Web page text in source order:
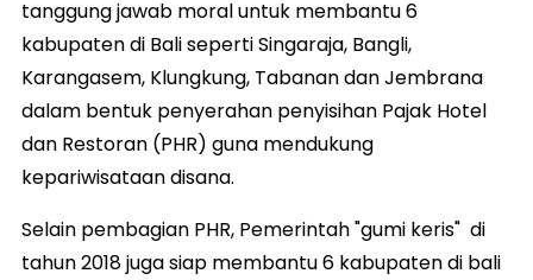
tanggung jawab moral untuk membantu 6
kabupaten di Bali seperti Singaraja, Bangli,
Karangasem, Klungkung, Tabanan dan Jembrana
dalam bentuk penyerahan penyisihan Pajak Hotel
dan Restoran (PHR) guna mendukung
kepariwisataan disana.
Selain pembagian PHR, Pemerintah "gumi keris" di
tahun 2018 juga siap membantu 6 kabupaten di bali